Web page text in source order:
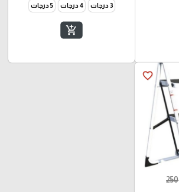
3 درجات 4 درجات 5 درجات
add_shopping_cart
favorite_border
250